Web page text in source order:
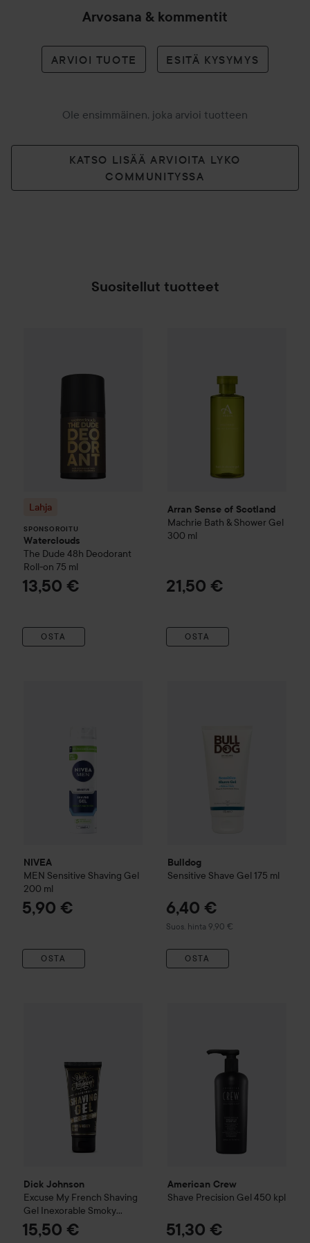
Arvosana & kommentit
ARVIOI TUOTE ESITÄ KYSYMYS
Ole ensimmäinen, joka arvioi tuotteen
KATSO LISÄÄ ARVIOITA LYKO
COMMUNITYSSA
Suositellut tuotteet
Lahja
SPONSOROITU
Waterclouds
The Dude 48h Deodorant
Roll-on 75 ml
13,50 €
OSTA
Arran Sense of Scotland
Machrie Bath & Shower Gel
300 ml
21,50 €
OSTA
NIVEA
MEN Sensitive Shaving Gel
200 ml
5,90 €
OSTA
Bulldog
Sensitive Shave Gel 175 ml
6,40 €
Suos. hinta 9,90 €
Suositeltu hinta 9,90 €
OSTA
Dick Johnson
Excuse My French Shaving
Gel Inexorable Smoky
Whiskey
100 ml
15,50 €
American Crew
Shave Precision Gel 450 kpl
51,30 €